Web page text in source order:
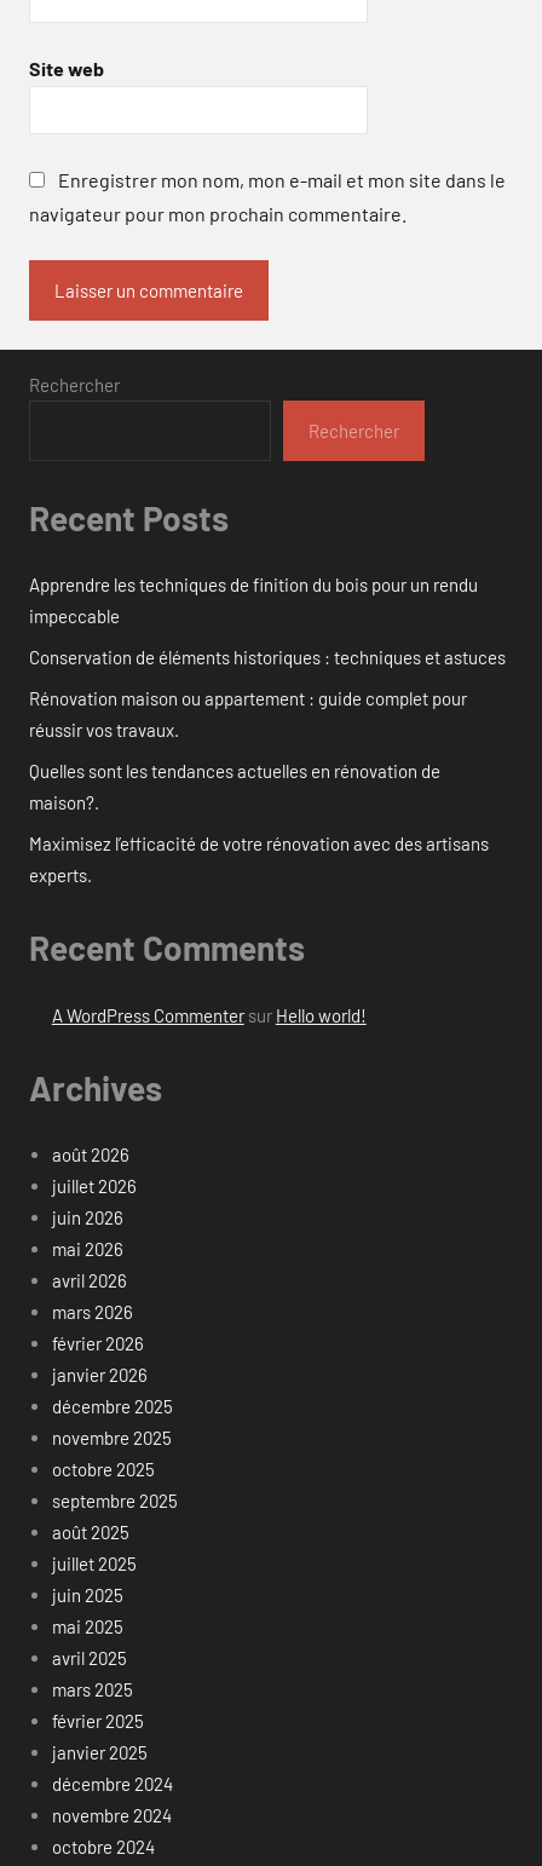
Site web
Enregistrer mon nom, mon e-mail et mon site dans le
navigateur pour mon prochain commentaire.
Rechercher
Rechercher
Recent Posts
Apprendre les techniques de finition du bois pour un rendu
impeccable
Conservation de éléments historiques : techniques et astuces
Rénovation maison ou appartement : guide complet pour
réussir vos travaux.
Quelles sont les tendances actuelles en rénovation de
maison?.
Maximisez l’efficacité de votre rénovation avec des artisans
experts.
Recent Comments
A WordPress Commentersur Hello world!
Archives
août 2026
juillet 2026
juin 2026
mai 2026
avril 2026
mars 2026
février 2026
janvier 2026
décembre 2025
novembre 2025
octobre 2025
septembre 2025
août 2025
juillet 2025
juin 2025
mai 2025
avril 2025
mars 2025
février 2025
janvier 2025
décembre 2024
novembre 2024
octobre 2024